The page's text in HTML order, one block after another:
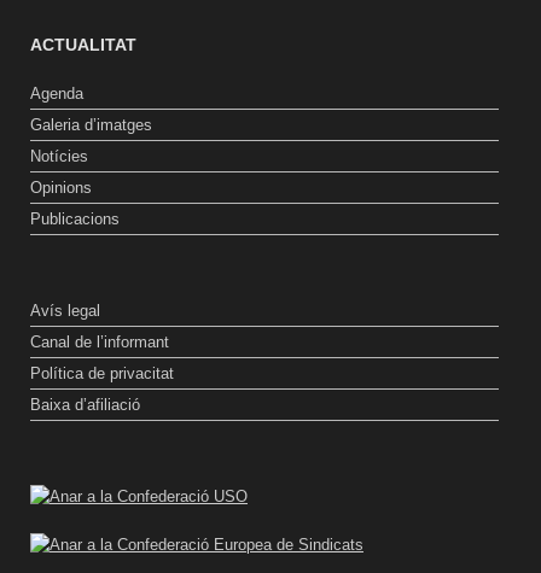
ACTUALITAT
Agenda
Galeria d’imatges
Notícies
Opinions
Publicacions
Avís legal
Canal de l’informant
Política de privacitat
Baixa d’afiliació